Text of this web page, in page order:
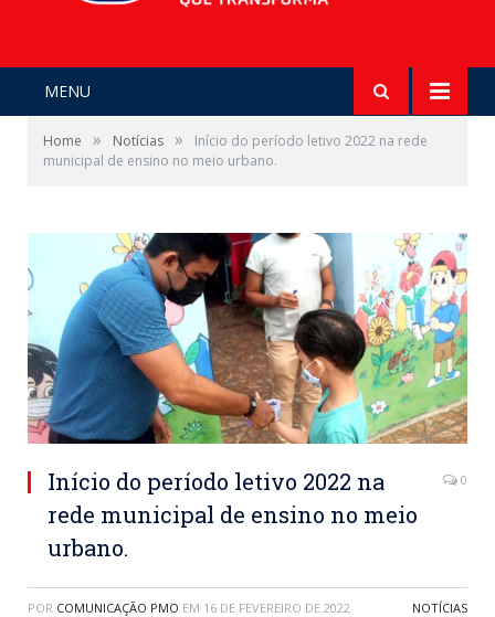
MENU
Home » Notícias »
Início do período letivo 2022 na rede
municipal de ensino no meio urbano.
Início do período letivo 2022 na
rede municipal de ensino no meio
urbano.
0
POR COMUNICAÇÃO PMO EM 16 DE FEVEREIRO DE 2022 NOTÍCIAS